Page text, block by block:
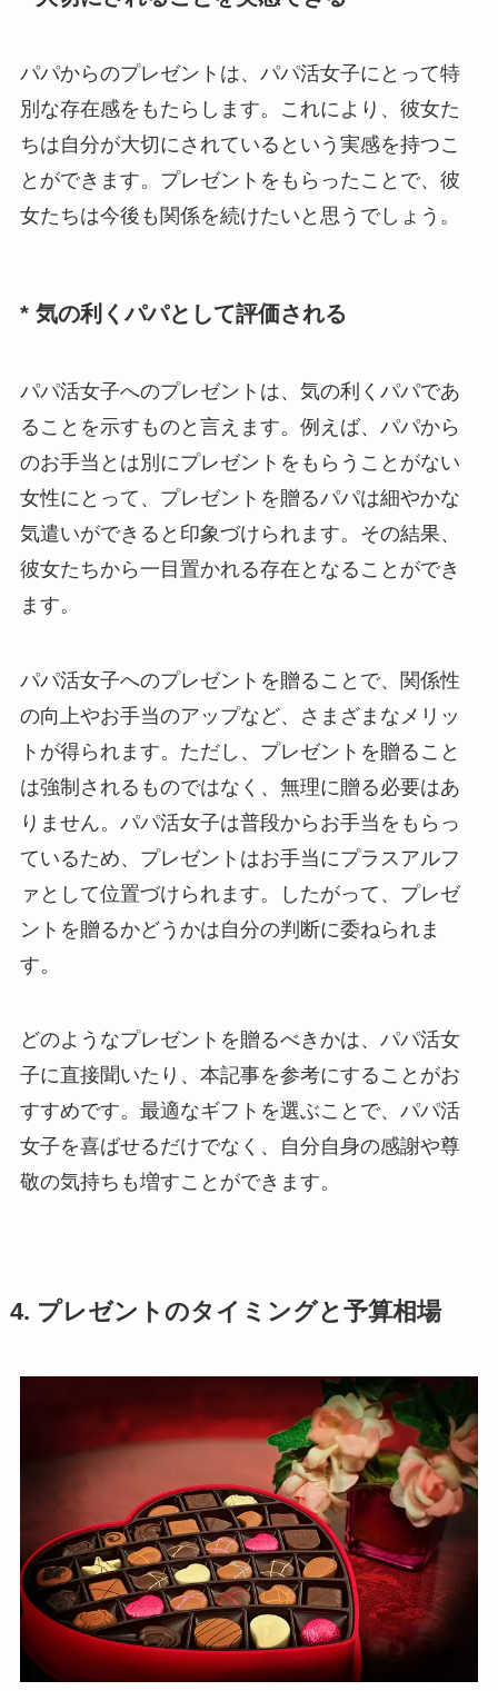
パパからのプレゼントは、パパ活女子にとって特
別な存在感をもたらします。これにより、彼女た
ちは自分が大切にされているという実感を持つこ
とができます。プレゼントをもらったことで、彼
女たちは今後も関係を続けたいと思うでしょう。
* 気の利くパパとして評価される
パパ活女子へのプレゼントは、気の利くパパであ
ることを示すものと言えます。例えば、パパから
のお手当とは別にプレゼントをもらうことがない
女性にとって、プレゼントを贈るパパは細やかな
気遣いができると印象づけられます。その結果、
彼女たちから一目置かれる存在となることができ
ます。
パパ活女子へのプレゼントを贈ることで、関係性
の向上やお手当のアップなど、さまざまなメリッ
トが得られます。ただし、プレゼントを贈ること
は強制されるものではなく、無理に贈る必要はあ
りません。パパ活女子は普段からお手当をもらっ
ているため、プレゼントはお手当にプラスアルフ
ァとして位置づけられます。したがって、プレゼ
ントを贈るかどうかは自分の判断に委ねられま
す。
どのようなプレゼントを贈るべきかは、パパ活女
子に直接聞いたり、本記事を参考にすることがお
すすめです。最適なギフトを選ぶことで、パパ活
女子を喜ばせるだけでなく、自分自身の感謝や尊
敬の気持ちも増すことができます。
4. プレゼントのタイミングと予算相場